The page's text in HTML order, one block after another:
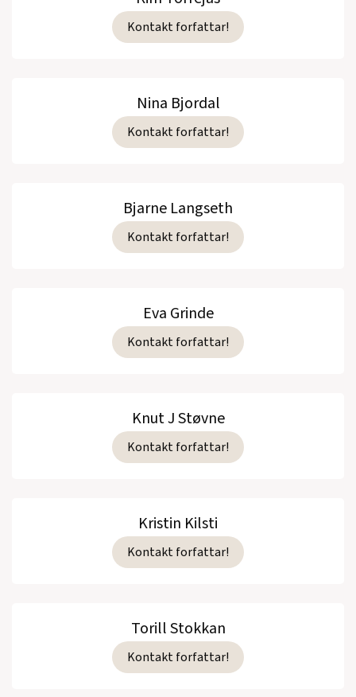
Kontakt forfattar!
Nina Bjordal
Kontakt forfattar!
Bjarne Langseth
Kontakt forfattar!
Eva Grinde
Kontakt forfattar!
Knut J Støvne
Kontakt forfattar!
Kristin Kilsti
Kontakt forfattar!
Torill Stokkan
Kontakt forfattar!